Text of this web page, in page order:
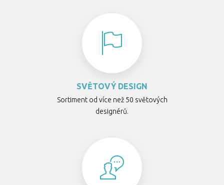
SVĚTOVÝ DESIGN
Sortiment od více než 50 světových
designérů.